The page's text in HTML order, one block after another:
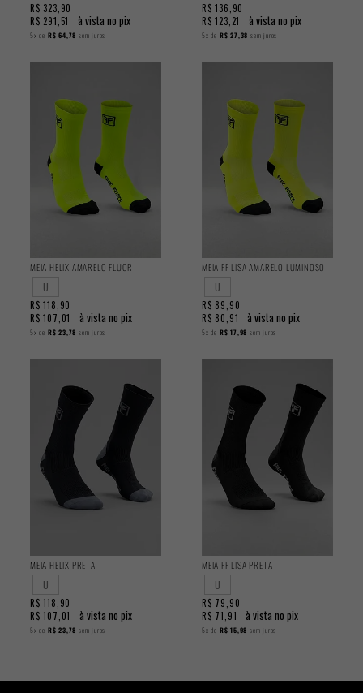
R$ 323,90
R$ 291,51
à vista no pix
5x de R$ 64,78 sem juros
R$ 136,90
R$ 123,21
à vista no pix
5x de R$ 27,38 sem juros
MEIA HELIX AMARELO FLUOR
U
R$ 118,90
R$ 107,01
à vista no pix
5x de R$ 23,78 sem juros
MEIA FF LISA AMARELO LUMINOSO
U
R$ 89,90
R$ 80,91
à vista no pix
5x de R$ 17,98 sem juros
MEIA HELIX PRETA
U
R$ 118,90
R$ 107,01
à vista no pix
5x de R$ 23,78 sem juros
MEIA FF LISA PRETA
U
R$ 79,90
R$ 71,91
à vista no pix
5x de R$ 15,98 sem juros